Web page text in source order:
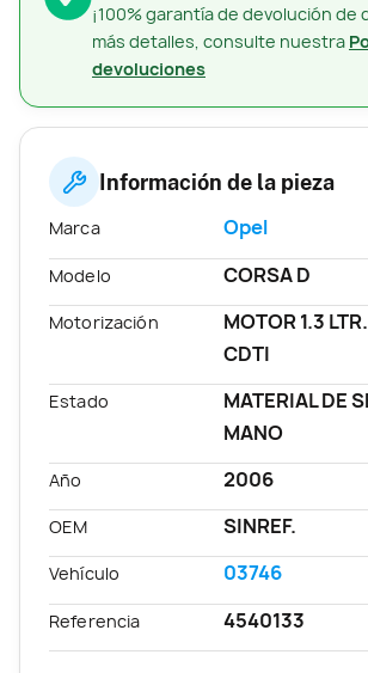
¡100% garantía de devolución de
más detalles, consulte nuestra
devoluciones
Información de la pieza
Marca Opel
Modelo CORSA D
Motorización
MOTOR 1.3
CDTI
Estado
MATERIAL DE
MANO
Año 2006
OEM SINREF.
Vehículo 03746
Referencia 4540133